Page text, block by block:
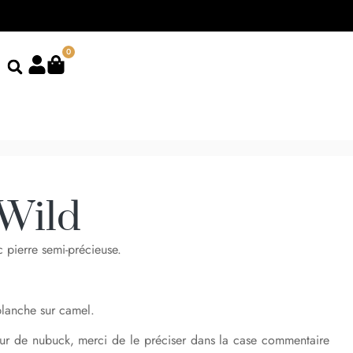
0
semi-précieuse.
sur camel.
de nubuck, merci de le préciser dans la case commentaire